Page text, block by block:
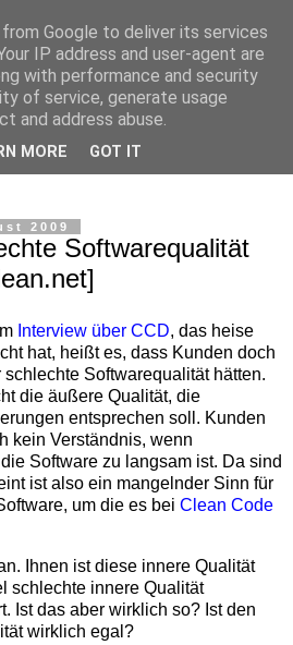
Tank
aus meinem "Denkraum" -
2009
Softwarequalität
Interview über CCD, das heise
hat, heißt es, dass Kunden doch
Softwarequalität hätten.
die äußere Qualität, die
entsprechen soll. Kunden
kein Verständnis, wenn
Software zu langsam ist. Da sind
ist also ein mangelnder Sinn für
um die es bei Clean Code
Ihnen ist diese innere Qualität
schlechte innere Qualität
Ist das aber wirklich so? Ist den
wirklich egal?
Google to deliver its services
IP address and user-agent are
with performance and security
of service, generate usage
and address abuse.
MORE GOT IT